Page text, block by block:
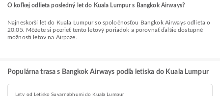
O koľkej odlieta posledný let do Kuala Lumpur s Bangkok Airways?
Najneskorší let do Kuala Lumpur so spoločnosťou Bangkok Airways odlieta o
20:05. Môžete si pozrieť tento letový poriadok a porovnať ďalšie dostupné
možnosti letov na Airpaze.
Populárna trasa s Bangkok Airways podľa letiska do Kuala Lumpur
Lety od Letisko Suvarnabhumi do Kuala Lumpur